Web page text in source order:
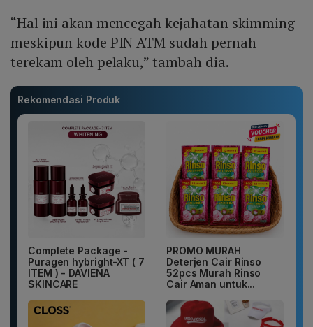
“Hal ini akan mencegah kejahatan skimming
meskipun kode PIN ATM sudah pernah
terekam oleh pelaku,” tambah dia.
Rekomendasi Produk
Complete Package -
Puragen hybright-XT ( 7
ITEM ) - DAVIENA
SKINCARE
PROMO MURAH
Deterjen Cair Rinso
52pcs Murah Rinso
Cair Aman untuk...